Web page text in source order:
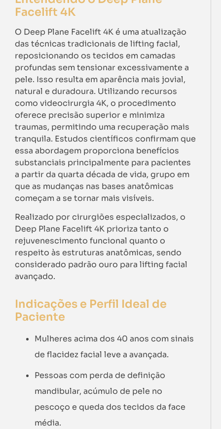
Facelift 4K
O Deep Plane Facelift 4K é uma atualização
das técnicas tradicionais de lifting facial,
reposicionando os tecidos em camadas
profundas sem tensionar excessivamente a
pele. Isso resulta em aparência mais jovial,
natural e duradoura. Utilizando recursos
como videocirurgia 4K, o procedimento
oferece precisão superior e minimiza
traumas, permitindo uma recuperação mais
tranquila. Estudos científicos confirmam que
essa abordagem proporciona benefícios
substanciais principalmente para pacientes
a partir da quarta década de vida, grupo em
que as mudanças nas bases anatômicas
começam a se tornar mais visíveis.
Realizado por cirurgiões especializados, o
Deep Plane Facelift 4K prioriza tanto o
rejuvenescimento funcional quanto o
respeito às estruturas anatômicas, sendo
considerado padrão ouro para lifting facial
avançado.
Indicações e Perfil Ideal de
Paciente
Mulheres acima dos 40 anos com sinais
de flacidez facial leve a avançada.
Pessoas com perda de definição
mandibular, acúmulo de pele no
pescoço e queda dos tecidos da face
média.